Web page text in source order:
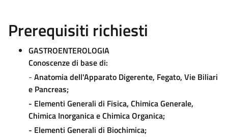
Prerequisiti richiesti
GASTROENTEROLOGIA
Conoscenze di base di:
- Anatomia dell'Apparato Digerente, Fegato, Vie Biliari
e Pancreas;
- Elementi Generali di Fisica, Chimica Generale,
Chimica Inorganica e Chimica Organica;
- Elementi Generali di Biochimica;